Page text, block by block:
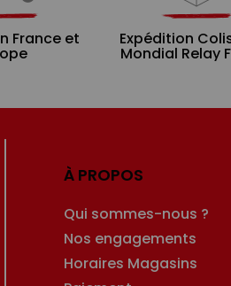
France et Expédition
Mondial Relay
À PROPOS
Qui sommes-nous ?
Nos engagements
Horaires Magasins